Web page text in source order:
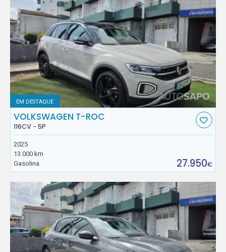
EM DESTAQUE
VOLKSWAGEN T-ROC
116CV - 5P
2025
13.000 km
Gasolina
27.950€